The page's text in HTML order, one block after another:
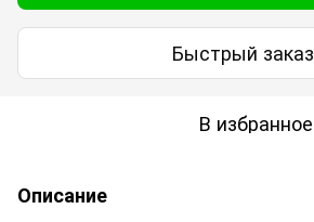
Быстрый заказ
В избранное
Описание